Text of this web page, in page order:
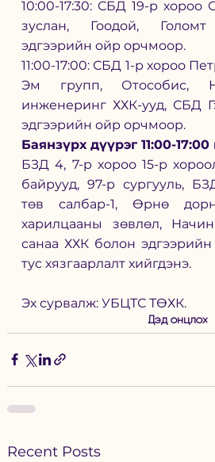
10:00-17:30: СБД 19-р хороо
зуслан, Гоодой,
эдгээрийн ойр орчмоор.
11:00-17:00: СБД 1-р хороо
Эм групп, Отособис,
инженеринг ХХК-ууд, СБД
эдгээрийн ойр орчмоор.
Баянзүрх дүүрэг 11:00-17:00
БЗД 4, 7-р хороо 15-р
байрууд, 97-р сургууль,
төв салбар-1, Өрнө
харилцааны зөвлөл,
санаа ХХК болон
тус хязгаарлалт хийгдэнэ.
Эх сурвалж: УБЦТС ТӨХК.
Дэд онцлох
Recent Posts